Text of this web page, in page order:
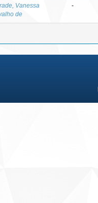
Vanessa
de
-